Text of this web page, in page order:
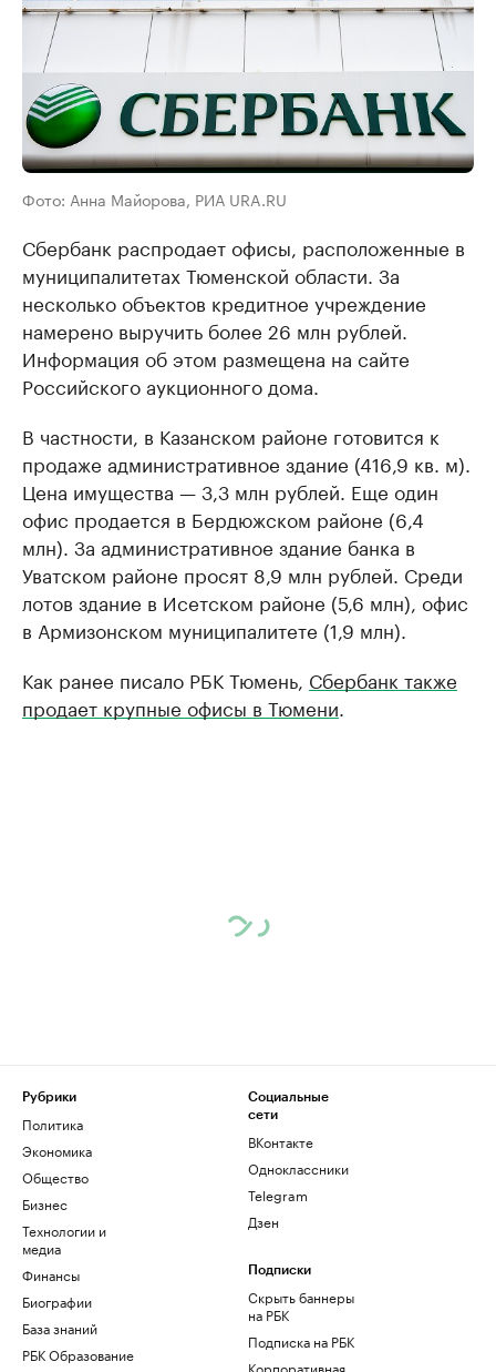
Фото: Анна Майорова, РИА URA.RU
Сбербанк распродает офисы, расположенные в
муниципалитетах Тюменской области. За
несколько объектов кредитное учреждение
намерено выручить более 26 млн рублей.
Информация об этом размещена на сайте
Российского аукционного дома.
В частности, в Казанском районе готовится к
продаже административное здание (416,9 кв. м).
Цена имущества — 3,3 млн рублей. Еще один
офис продается в Бердюжском районе (6,4
млн). За административное здание банка в
Уватском районе просят 8,9 млн рублей. Среди
лотов здание в Исетском районе (5,6 млн), офис
в Армизонском муниципалитете (1,9 млн).
Как ранее писало РБК Тюмень, Сбербанк также
продает крупные офисы в Тюмени
Рубрики
Политика
Экономика
Общество
Бизнес
Технологии и
медиа
Финансы
Биографии
База знаний
РБК Образование
Социальные
сети
ВКонтакте
Одноклассники
Telegram
Дзен
Подписки
Скрыть баннеры
на РБК
Подписка на РБК
Корпоративная